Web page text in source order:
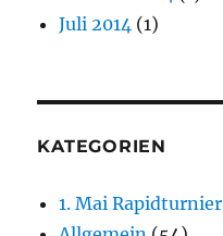
Juli 2014 (1)
KATEGORIEN
1. Mai Rapidturnier